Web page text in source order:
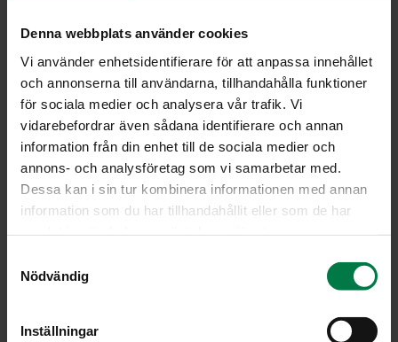
Denna webbplats använder cookies
Vi använder enhetsidentifierare för att anpassa innehållet
och annonserna till användarna, tillhandahålla funktioner
för sociala medier och analysera vår trafik. Vi
vidarebefordrar även sådana identifierare och annan
information från din enhet till de sociala medier och
annons- och analysföretag som vi samarbetar med.
Dessa kan i sin tur kombinera informationen med annan
information som du har tillhandahållit eller som de har
Nödvändig
Inställningar
Al­sa­cen lant­tu-pos­su­
pa­ta
Bors­si­keit­to
Fe­ta­juu­res­pais­tos Glo­gi ja jou­lu­tort­tu